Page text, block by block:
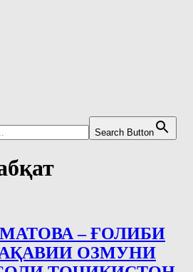
Search Button
– ҒОЛИБИ
ОЗМУНИ